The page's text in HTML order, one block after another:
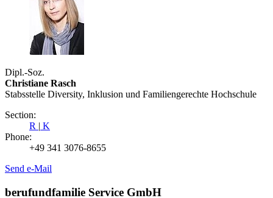
Dipl.-Soz.
Christiane Rasch
Stabsstelle Diversity, Inklusion und Familiengerechte Hochschule
Section:
R | K
Phone:
+49 341 3076-8655
Send e-Mail
berufundfamilie Service GmbH